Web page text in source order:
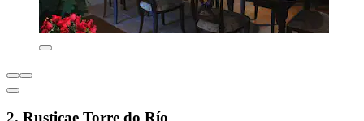
2. Rusticae Torre do Río